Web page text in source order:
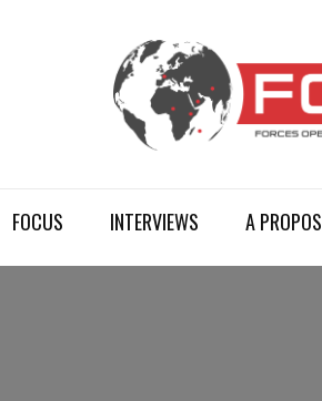
FOCUS INTERVIEWS A PROPOS